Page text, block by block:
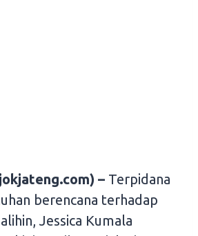
– Terpidana
berencana terhadap
Jessica Kumala